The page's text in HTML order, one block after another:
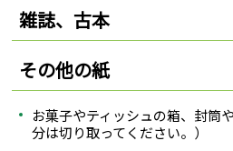
雑誌、古本
その他の紙
お菓子やティッシュの箱、封筒
分は切り取ってください。）